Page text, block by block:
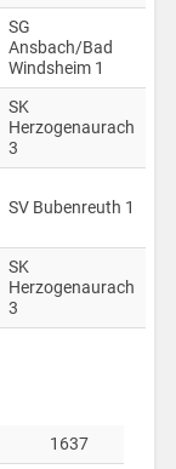
SG
Ansbach/Bad
Windsheim 1
SK
Herzogenaurach
3
SV Bubenreuth 1
SK
Herzogenaurach
3
1637